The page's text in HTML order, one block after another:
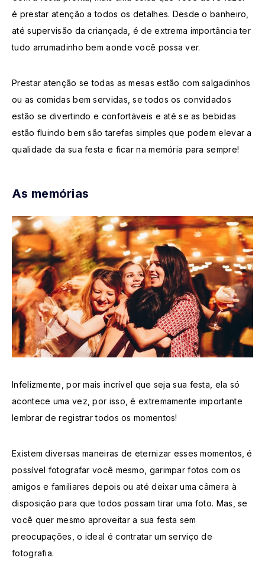
é prestar atenção a todos os detalhes. Desde o banheiro,
até supervisão da criançada, é de extrema importância ter
tudo arrumadinho bem aonde você possa ver.
Prestar atenção se todas as mesas estão com salgadinhos
ou as comidas bem servidas, se todos os convidados
estão se divertindo e confortáveis e até se as bebidas
estão fluindo bem são tarefas simples que podem elevar a
qualidade da sua festa e ficar na memória para sempre!
As memórias
Infelizmente, por mais incrível que seja sua festa, ela só
acontece uma vez, por isso, é extremamente importante
lembrar de registrar todos os momentos!
Existem diversas maneiras de eternizar esses momentos, é
possível fotografar você mesmo, garimpar fotos com os
amigos e familiares depois ou até deixar uma câmera à
disposição para que todos possam tirar uma foto. Mas, se
você quer mesmo aproveitar a sua festa sem
preocupações, o ideal é contratar um serviço de
fotografia.